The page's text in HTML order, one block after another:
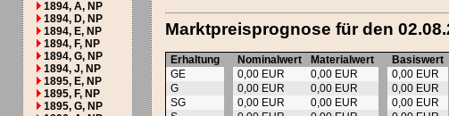
1894, A, NP
1894, D, NP
1894, E, NP
1894, F, NP
1894, G, NP
1894, J, NP
1895, E, NP
1895, F, NP
1895, G, NP
Marktpreisprognose für den
Erhaltung Nominalwert Materialwert Basiswert
GE
0,00 EUR 0,00 EUR 0,00 EUR
G
0,00 EUR 0,00 EUR 0,00 EUR
SG
0,00 EUR 0,00 EUR 0,00 EUR